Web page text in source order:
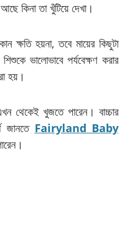
কিনা তা খুঁটিয়ে দেখা।
ক্ষতি হয়না, তবে মায়ের কিছুটা
ভালোভাবে পর্যবেক্ষণ করার
হয়।
থেকেই খুজতে পারেন। বাচ্চার
জানতে Fairyland Baby